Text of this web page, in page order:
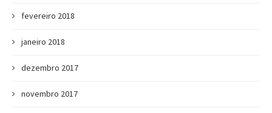
fevereiro 2018
janeiro 2018
dezembro 2017
novembro 2017